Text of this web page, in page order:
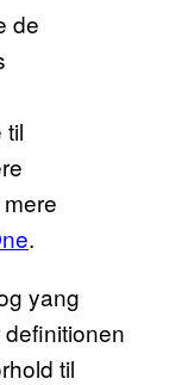
de
til
.
yang
til